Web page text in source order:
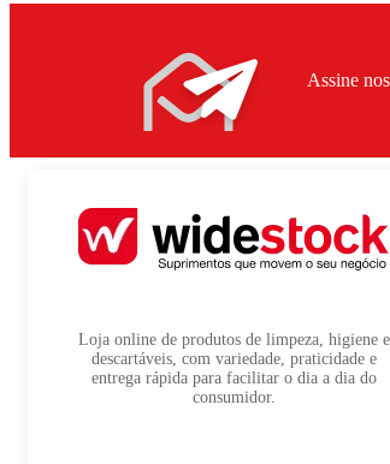
Assine
Loja online de produtos de limpeza, higiene e
descartáveis, com variedade, praticidade e
entrega rápida para facilitar o dia a dia do
consumidor.